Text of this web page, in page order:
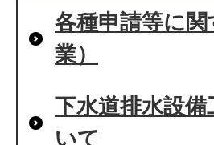
各種申請等に
業）
下水道排水設
いて